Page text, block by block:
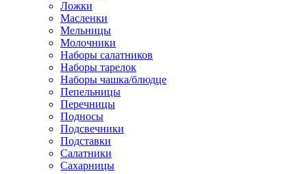
Ложки
Масленки
Мельницы
Молочники
Наборы салатников
Наборы тарелок
Наборы чашка/блюдце
Пепельницы
Перечницы
Подносы
Подсвечники
Подставки
Салатники
Сахарницы